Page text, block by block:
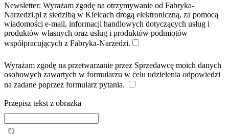
Newsletter: Wyrażam zgodę na otrzymywanie od Fabryka-
Narzedzi.pl z siedzibą w Kielcach drogą elektroniczną, za pomocą
wiadomości e-mail, informacji handlowych dotyczących usług i
produktów własnych oraz usług i produktów podmiotów
współpracujących z Fabryka-Narzedzi.
Wyrażam zgodę na przetwarzanie przez Sprzedawcę moich danych
osobowych zawartych w formularzu w celu udzielenia odpowiedzi
na zadane poprzez formularz pytania.
Przepisz tekst z obrazka